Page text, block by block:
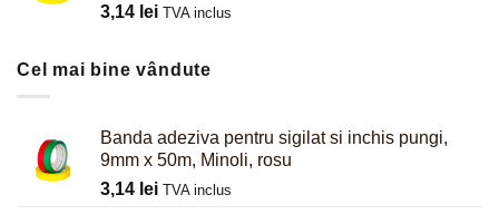
3,14 lei TVA inclus
Cel mai bine vândute
Banda adeziva pentru sigilat si inchis pungi,
9mm x 50m, Minoli, rosu
3,14 lei TVA inclus